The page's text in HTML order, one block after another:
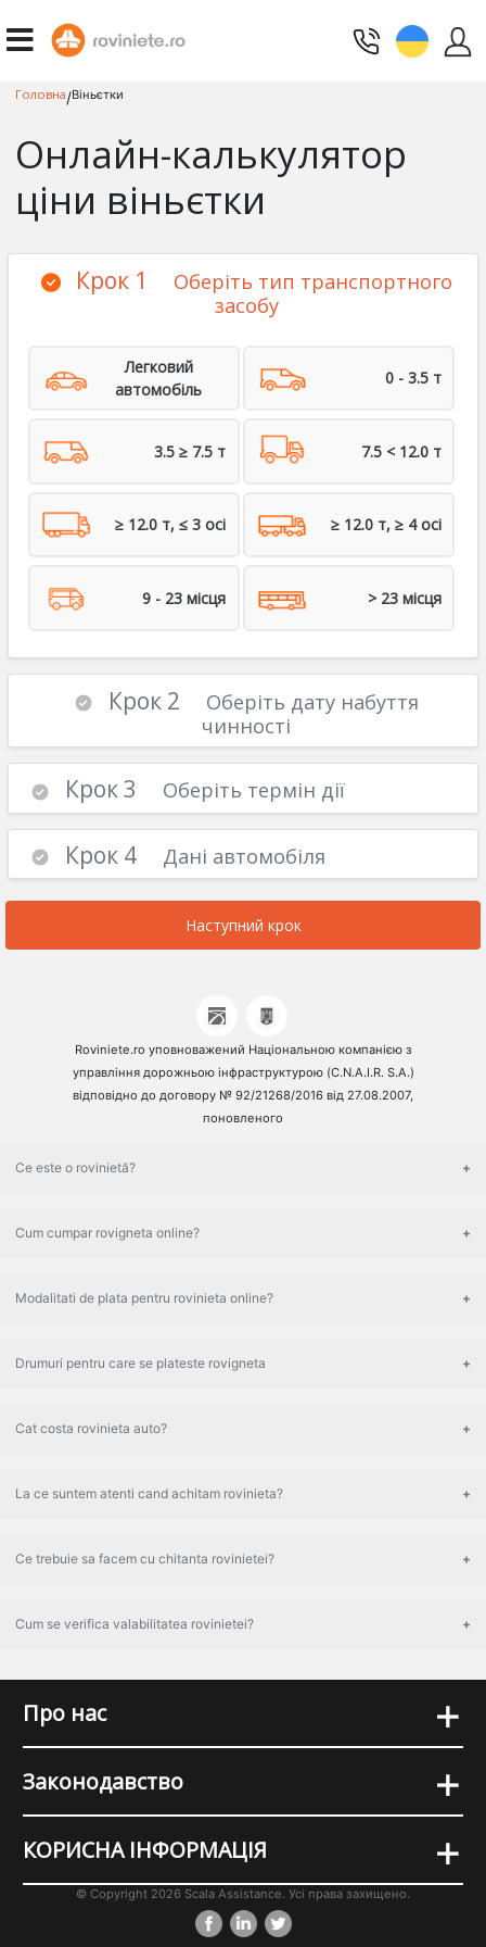
Головна/Віньєтки
Онлайн-калькулятор
ціни віньєтки
Крок 1
Оберіть тип транспортного
засобу
Легковий
автомобіль
0 - 3.5 т
3.5 ≥ 7.5 т 7.5 < 12.0 т
≥ 12.0 т, ≤ 3 осі ≥ 12.0 т, ≥ 4 осі
9 - 23 місця > 23 місця
Крок 2
Оберіть дату набуття
чинності
Крок 3 Оберіть термін дії
Крок 4 Дані автомобіля
Наступний крок
Roviniete.ro уповноважений Національною компанією з
управління дорожньою інфраструктурою (C.N.A.I.R. S.A.)
відповідно до договору № 92/21268/2016 від 27.08.2007,
поновленого
Ce este o rovinietă?
Cum cumpar rovigneta online?
Modalitati de plata pentru rovinieta online?
Drumuri pentru care se plateste rovigneta
Cat costa rovinieta auto?
La ce suntem atenti cand achitam rovinieta?
Ce trebuie sa facem cu chitanta rovinietei?
Cum se verifica valabilitatea rovinietei?
Про нас +
Законодавство +
КОРИСНА ІНФОРМАЦІЯ +
© Copyright 2026 Scala Assistance. Усі права захищено.